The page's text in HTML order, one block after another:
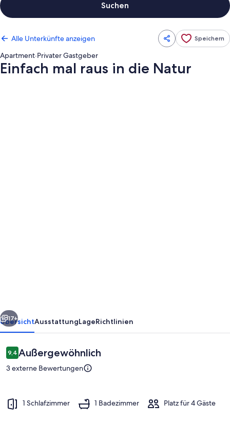
Suchen
Alle Unterkünfte anzeigen Speichern
Apartment·Privater Gastgeber
Einfach mal raus in die Natur
Weiter
17+
ÜbersichtAusstattungLageRichtlinien
Bewertungen
9,49,4 von 10.
Außergewöhnlich
3 externe Bewertungen
1 Schlafzimmer 1 Badezimmer Platz für 4 Gäste